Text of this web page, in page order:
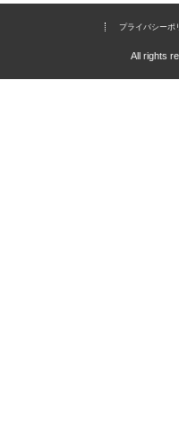
プライバシーポ
All rights